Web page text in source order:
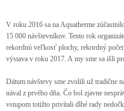
V roku 2016 sa na Aquatherme
15 000 návštevníkov. Tento rok
rekordnú veľkosť plochy, rekordný
výstava v roku 2017. A my sme sa išli
Dátum návštevy sme zvolili už tradične
nával z prvého dňa. Čo bol zjavne
vstupom totižto privítali dlhé rady